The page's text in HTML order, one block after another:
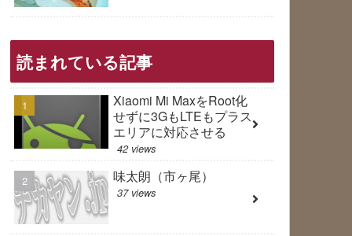
読まれている記事
Xiaomi Mi MaxをRoot化
せずに3GもLTEもプラス
エリアに対応させる
42 views
味太朗（市ヶ尾）
37 views